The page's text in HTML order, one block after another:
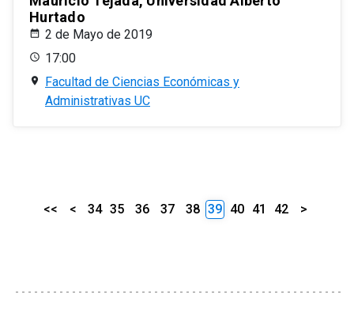
Hurtado
2 de Mayo de 2019
17:00
Facultad de Ciencias Económicas y
Administrativas UC
<< < 34 35 36 37 38 39 40 41 42 >